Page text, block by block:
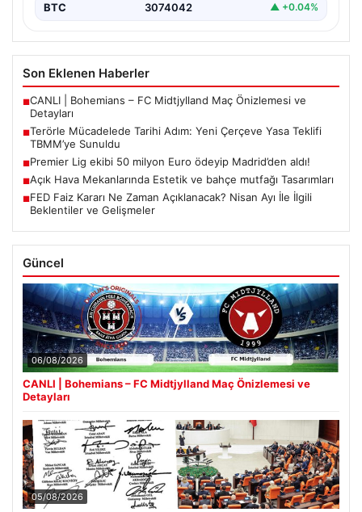
BTC 3074042 ▲ +0.04%
Son Eklenen Haberler
■CANLI | Bohemians – FC Midtjylland Maç Önizlemesi ve
Detayları
■Terörle Mücadelede Tarihi Adım: Yeni Çerçeve Yasa Teklifi
TBMM’ye Sunuldu
■Premier Lig ekibi 50 milyon Euro ödeyip Madrid’den aldı!
■Açık Hava Mekanlarında Estetik ve bahçe mutfağı Tasarımları
■FED Faiz Kararı Ne Zaman Açıklanacak? Nisan Ayı İle İlgili
Beklentiler ve Gelişmeler
Güncel
06/08/2026
CANLI | Bohemians – FC Midtjylland Maç Önizlemesi ve
Detayları
05/08/2026